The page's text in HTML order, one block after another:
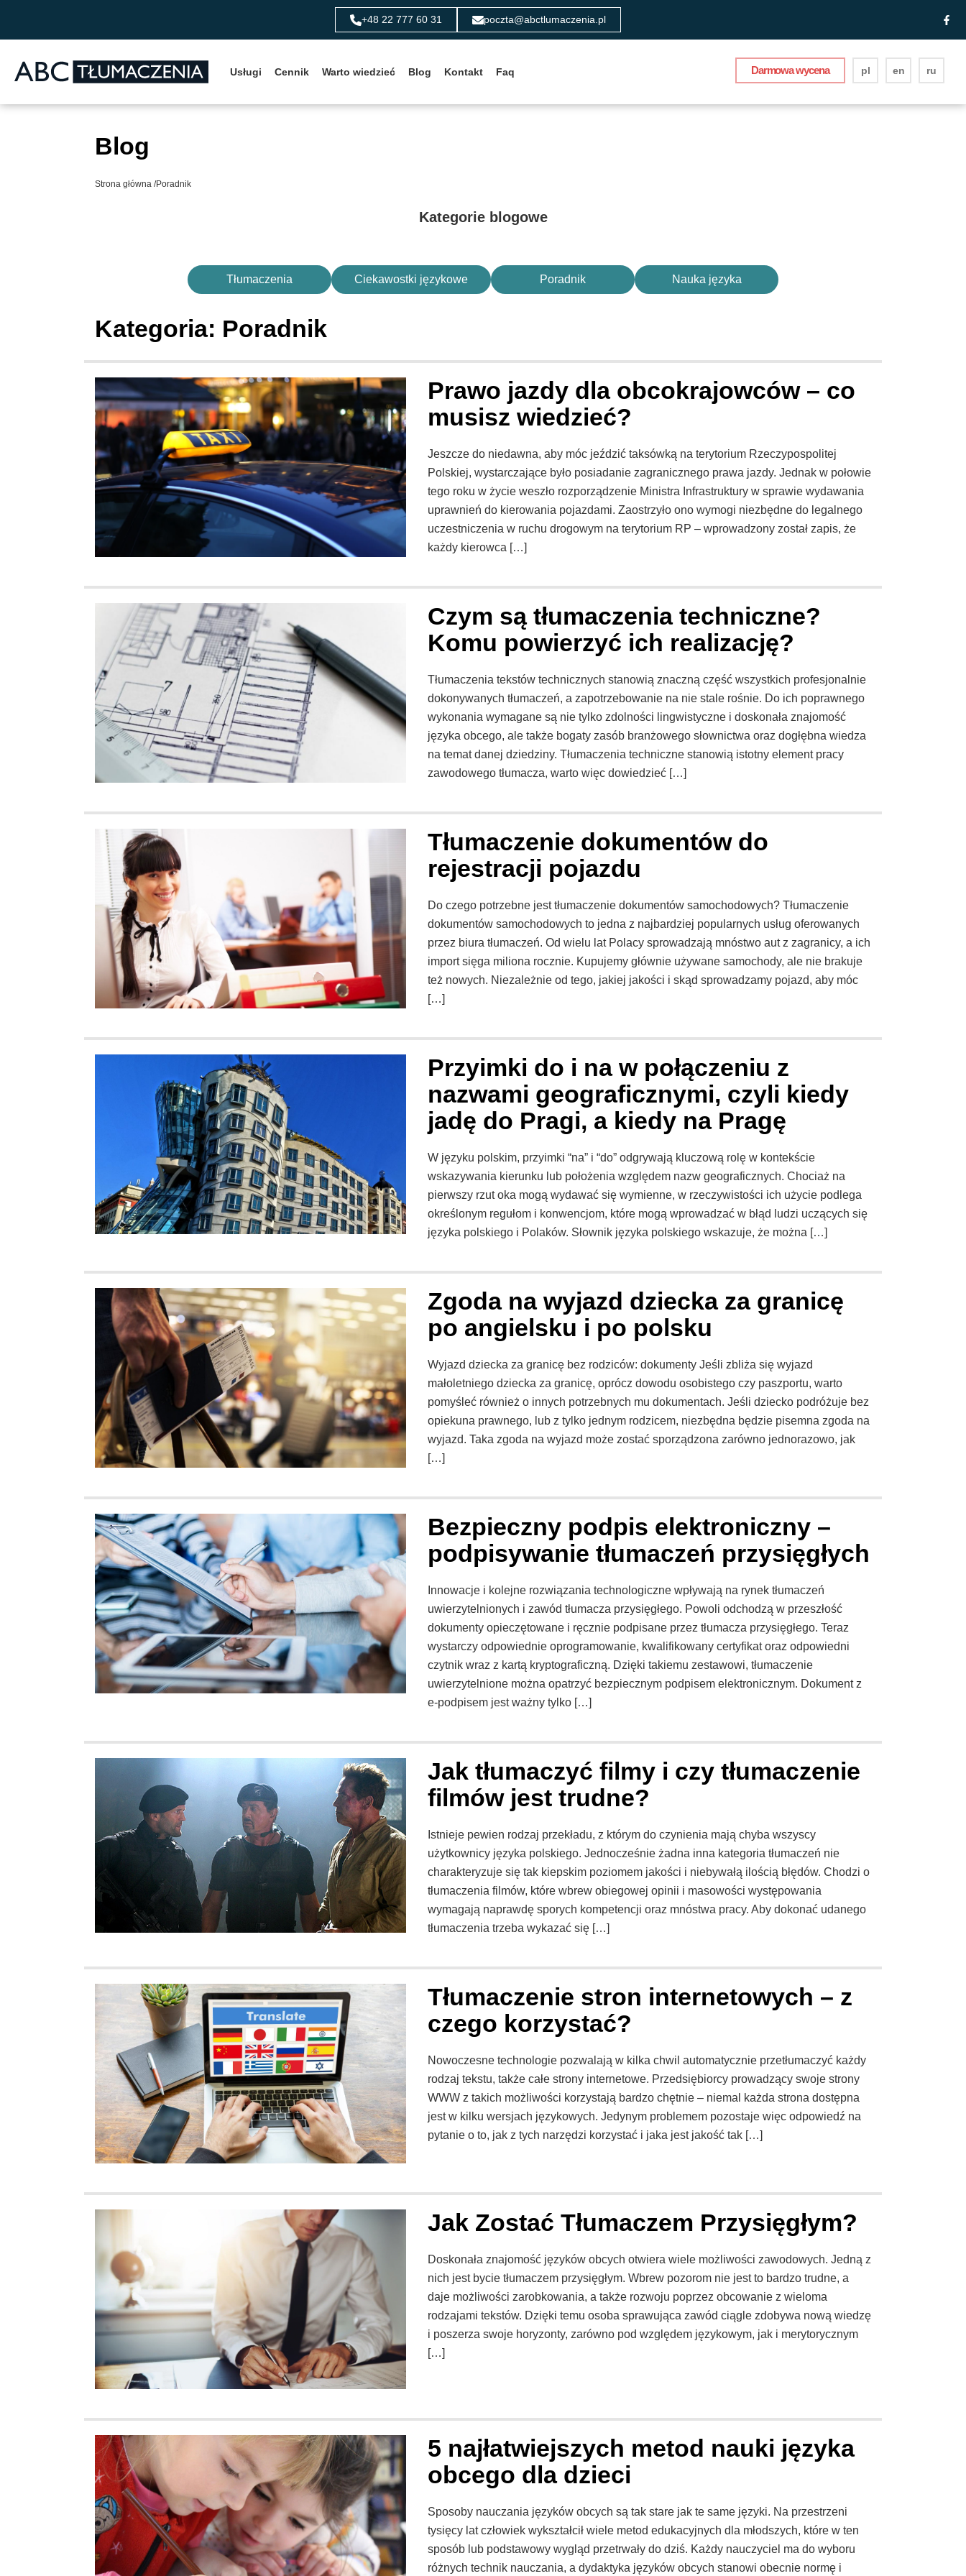
+48 22 777 60 31 poczta@abctlumaczenia.pl
Usługi Cennik Warto wiedzieć Blog Kontakt Faq pl en ru
Darmowa wycena
Blog
Strona główna /Poradnik
Kategorie blogowe
Tłumaczenia Ciekawostki językowe Poradnik Nauka języka
Kategoria: Poradnik
Prawo jazdy dla obcokrajowców – co
musisz wiedzieć?
Jeszcze do niedawna, aby móc jeździć taksówką na terytorium Rzeczypospolitej
Polskiej, wystarczające było posiadanie zagranicznego prawa jazdy. Jednak w połowie
tego roku w życie weszło rozporządzenie Ministra Infrastruktury w sprawie wydawania
uprawnień do kierowania pojazdami. Zaostrzyło ono wymogi niezbędne do legalnego
uczestniczenia w ruchu drogowym na terytorium RP – wprowadzony został zapis, że
każdy kierowca […]
Czym są tłumaczenia techniczne?
Komu powierzyć ich realizację?
Tłumaczenia tekstów technicznych stanowią znaczną część wszystkich profesjonalnie
dokonywanych tłumaczeń, a zapotrzebowanie na nie stale rośnie. Do ich poprawnego
wykonania wymagane są nie tylko zdolności lingwistyczne i doskonała znajomość
języka obcego, ale także bogaty zasób branżowego słownictwa oraz dogłębna wiedza
na temat danej dziedziny. Tłumaczenia techniczne stanowią istotny element pracy
zawodowego tłumacza, warto więc dowiedzieć […]
Tłumaczenie dokumentów do
rejestracji pojazdu
Do czego potrzebne jest tłumaczenie dokumentów samochodowych? Tłumaczenie
dokumentów samochodowych to jedna z najbardziej popularnych usług oferowanych
przez biura tłumaczeń. Od wielu lat Polacy sprowadzają mnóstwo aut z zagranicy, a ich
import sięga miliona rocznie. Kupujemy głównie używane samochody, ale nie brakuje
też nowych. Niezależnie od tego, jakiej jakości i skąd sprowadzamy pojazd, aby móc
[…]
Przyimki do i na w połączeniu z
nazwami geograficznymi, czyli kiedy
jadę do Pragi, a kiedy na Pragę
W języku polskim, przyimki “na” i “do” odgrywają kluczową rolę w kontekście
wskazywania kierunku lub położenia względem nazw geograficznych. Chociaż na
pierwszy rzut oka mogą wydawać się wymienne, w rzeczywistości ich użycie podlega
określonym regułom i konwencjom, które mogą wprowadzać w błąd ludzi uczących się
języka polskiego i Polaków. Słownik języka polskiego wskazuje, że można […]
Zgoda na wyjazd dziecka za granicę
po angielsku i po polsku
Wyjazd dziecka za granicę bez rodziców: dokumenty Jeśli zbliża się wyjazd
małoletniego dziecka za granicę, oprócz dowodu osobistego czy paszportu, warto
pomyśleć również o innych potrzebnych mu dokumentach. Jeśli dziecko podróżuje bez
opiekuna prawnego, lub z tylko jednym rodzicem, niezbędna będzie pisemna zgoda na
wyjazd. Taka zgoda na wyjazd może zostać sporządzona zarówno jednorazowo, jak
[…]
Bezpieczny podpis elektroniczny –
podpisywanie tłumaczeń przysięgłych
Innowacje i kolejne rozwiązania technologiczne wpływają na rynek tłumaczeń
uwierzytelnionych i zawód tłumacza przysięgłego. Powoli odchodzą w przeszłość
dokumenty opieczętowane i ręcznie podpisane przez tłumacza przysięgłego. Teraz
wystarczy odpowiednie oprogramowanie, kwalifikowany certyfikat oraz odpowiedni
czytnik wraz z kartą kryptograficzną. Dzięki takiemu zestawowi, tłumaczenie
uwierzytelnione można opatrzyć bezpiecznym podpisem elektronicznym. Dokument z
e-podpisem jest ważny tylko […]
Jak tłumaczyć filmy i czy tłumaczenie
filmów jest trudne?
Istnieje pewien rodzaj przekładu, z którym do czynienia mają chyba wszyscy
użytkownicy języka polskiego. Jednocześnie żadna inna kategoria tłumaczeń nie
charakteryzuje się tak kiepskim poziomem jakości i niebywałą ilością błędów. Chodzi o
tłumaczenia filmów, które wbrew obiegowej opinii i masowości występowania
wymagają naprawdę sporych kompetencji oraz mnóstwa pracy. Aby dokonać udanego
tłumaczenia trzeba wykazać się […]
Tłumaczenie stron internetowych – z
czego korzystać?
Nowoczesne technologie pozwalają w kilka chwil automatycznie przetłumaczyć każdy
rodzaj tekstu, także całe strony internetowe. Przedsiębiorcy prowadzący swoje strony
WWW z takich możliwości korzystają bardzo chętnie – niemal każda strona dostępna
jest w kilku wersjach językowych. Jedynym problemem pozostaje więc odpowiedź na
pytanie o to, jak z tych narzędzi korzystać i jaka jest jakość tak […]
Jak Zostać Tłumaczem Przysięgłym?
Doskonała znajomość języków obcych otwiera wiele możliwości zawodowych. Jedną z
nich jest bycie tłumaczem przysięgłym. Wbrew pozorom nie jest to bardzo trudne, a
daje możliwości zarobkowania, a także rozwoju poprzez obcowanie z wieloma
rodzajami tekstów. Dzięki temu osoba sprawująca zawód ciągle zdobywa nową wiedzę
i poszerza swoje horyzonty, zarówno pod względem językowym, jak i merytorycznym
[…]
5 najłatwiejszych metod nauki języka
obcego dla dzieci
Sposoby nauczania języków obcych są tak stare jak te same języki. Na przestrzeni
tysięcy lat człowiek wykształcił wiele metod edukacyjnych dla młodszych, które w ten
sposób lub podstawowy wygląd przetrwały do ​​dziś. Każdy nauczyciel ma do wyboru
różnych technik nauczania, a dydaktyka języków obcych stanowi obecnie normę i